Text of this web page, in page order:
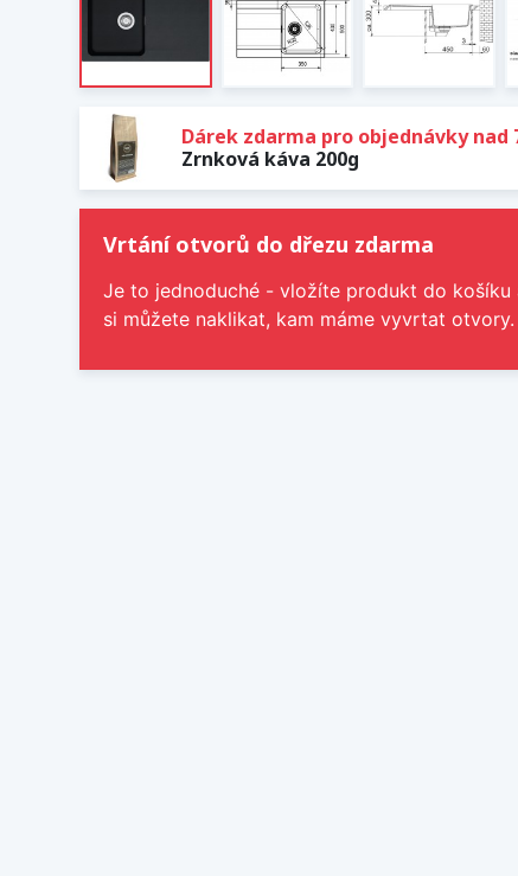
Dárek zdarma pro objednávky nad
Zrnková káva 200g
Vrtání otvorů do dřezu zdarma
Je to jednoduché - vložíte produkt do košíku
si můžete naklikat, kam máme vyvrtat otvory.